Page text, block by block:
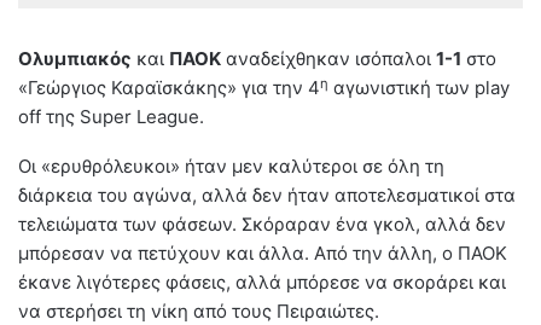
Ολυμπιακός και ΠΑΟΚ αναδείχθηκαν ισόπαλοι 1-1 στο
«Γεώργιος Καραϊσκάκης» για την 4η αγωνιστική των play
off της Super League.
Οι «ερυθρόλευκοι» ήταν μεν καλύτεροι σε όλη τη
διάρκεια του αγώνα, αλλά δεν ήταν αποτελεσματικοί στα
τελειώματα των φάσεων. Σκόραραν ένα γκολ, αλλά δεν
μπόρεσαν να πετύχουν και άλλα. Από την άλλη, ο ΠΑΟΚ
έκανε λιγότερες φάσεις, αλλά μπόρεσε να σκοράρει και
να στερήσει τη νίκη από τους Πειραιώτες.